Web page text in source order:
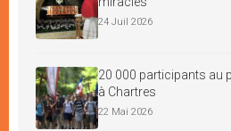
24 Juil 2026
20 000 participants au
à Chartres
22 Mai 2026